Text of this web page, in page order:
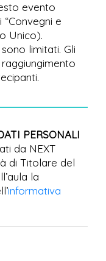
evento
e
Unico).
limitati. Gli
PERSONALI
da NEXT
di Titolare del
la
informativa